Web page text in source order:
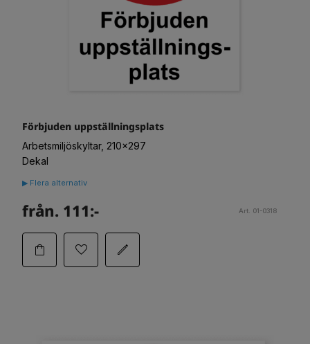
Förbjuden uppställningsplats
Arbetsmiljöskyltar, 210x297
Dekal
▶ Flera alternativ
från. 111:- Art. 01-0318